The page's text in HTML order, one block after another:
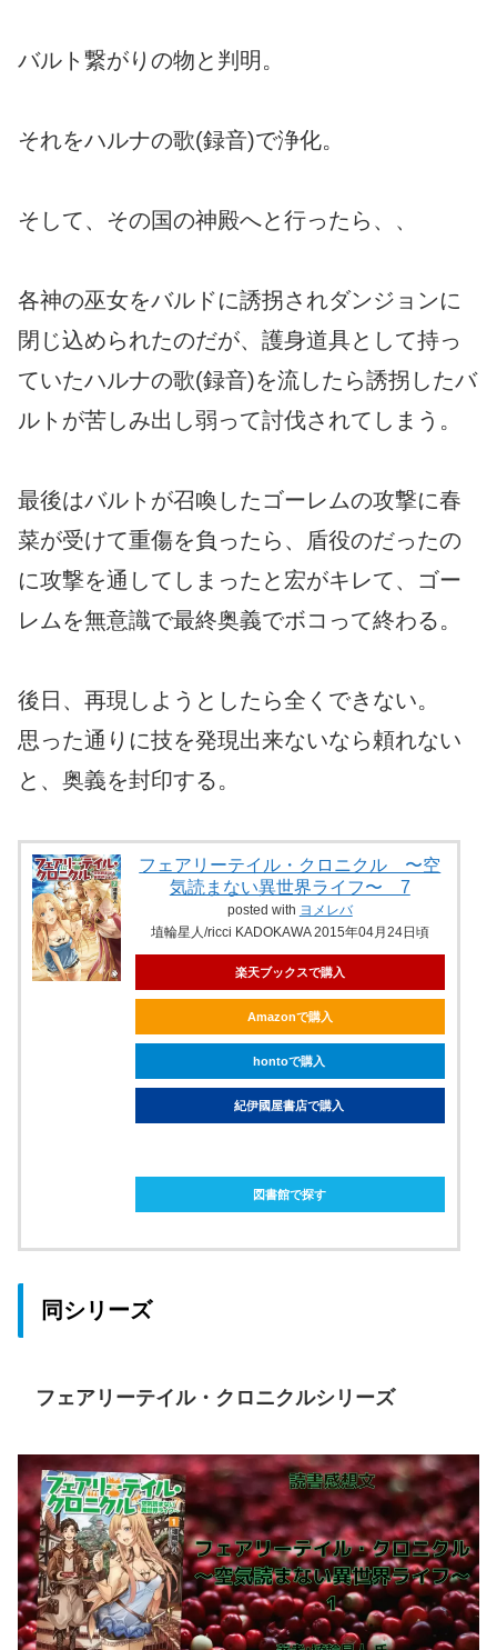
バルト繋がりの物と判明。
それをハルナの歌(録音)で浄化。
そして、その国の神殿へと行ったら、、
各神の巫女をバルドに誘拐されダンジョンに
閉じ込められたのだが、護身道具として持っ
ていたハルナの歌(録音)を流したら誘拐したバ
ルトが苦しみ出し弱って討伐されてしまう。
最後はバルトが召喚したゴーレムの攻撃に春
菜が受けて重傷を負ったら、盾役のだったの
に攻撃を通してしまったと宏がキレて、ゴー
レムを無意識で最終奥義でボコって終わる。
後日、再現しようとしたら全くできない。
思った通りに技を発現出来ないなら頼れない
と、奥義を封印する。
フェアリーテイル・クロニクル 〜空
気読まない異世界ライフ〜 7
posted with ヨメレバ
埴輪星人/ricci KADOKAWA 2015年04月24日頃
楽天ブックスで購入
Amazonで購入
hontoで購入
紀伊國屋書店で購入
図書館で探す
同シリーズ
フェアリーテイル・クロニクルシリーズ